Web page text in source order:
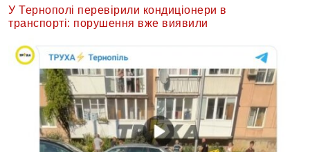
У Тернополі перевірили кондиціонери в
транспорті: порушення вже виявили